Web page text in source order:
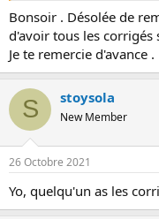
Bonsoir . Désolée de
d'avoir tous les corrigés
Je te remercie d'avance .
S stoysola
New Member
26 Octobre 2021
Yo, quelqu'un as les